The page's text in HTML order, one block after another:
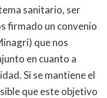
sanitario, ser
firmado un convenio
que nos
en cuanto a
Si se mantiene el
que este objetivo